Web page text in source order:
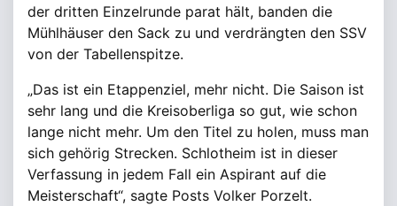
der dritten Einzelrunde parat hält, banden die
Mühlhäuser den Sack zu und verdrängten den SSV
von der Tabellenspitze.
„Das ist ein Etappenziel, mehr nicht. Die Saison ist
sehr lang und die Kreisoberliga so gut, wie schon
lange nicht mehr. Um den Titel zu holen, muss man
sich gehörig Strecken. Schlotheim ist in dieser
Verfassung in jedem Fall ein Aspirant auf die
Meisterschaft“, sagte Posts Volker Porzelt.